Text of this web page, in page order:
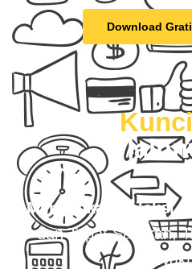
Download
Mau
Menangkan Seleksi
dan Tepat Sasaran,